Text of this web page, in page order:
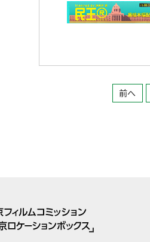
前へ